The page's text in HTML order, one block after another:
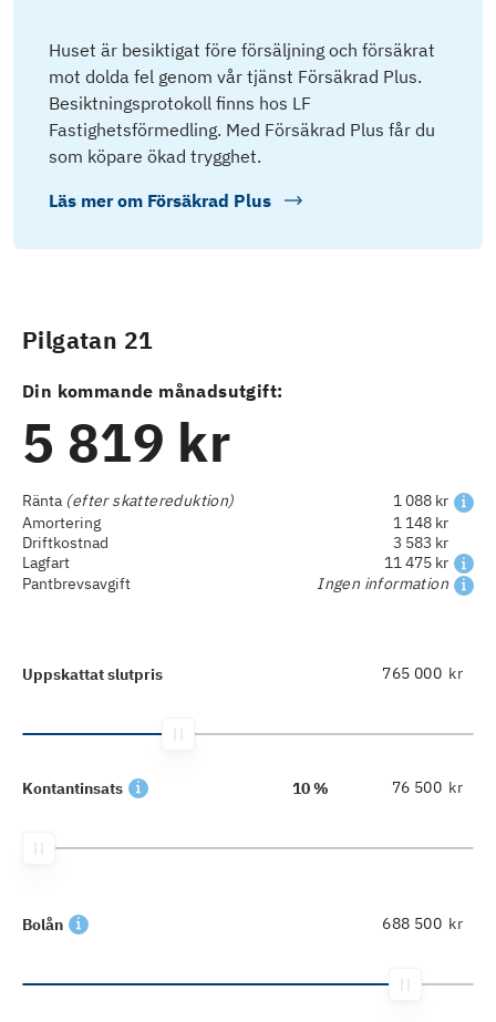
Huset är besiktigat före försäljning och försäkrat
mot dolda fel genom vår tjänst Försäkrad Plus.
Besiktningsprotokoll finns hos LF
Fastighetsförmedling. Med Försäkrad Plus får du
som köpare ökad trygghet.
Läs mer om Försäkrad Plus
Pilgatan 21
Din kommande månadsutgift:
5 819 kr
Ränta (efter skattereduktion)
1 088 kr
Amortering
1 148 kr
Driftkostnad
3 583 kr
Lagfart
11 475 kr
Pantbrevsavgift
Ingen information
Uppskattat slutpris kr
Kontantinsats 10 % kr
Bolån kr